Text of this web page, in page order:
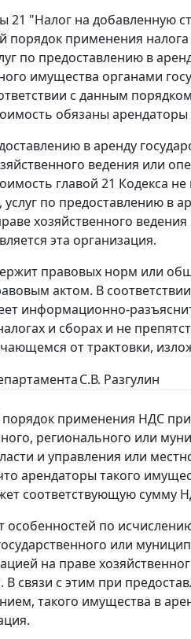
21 "Налог на добавленную
порядок применения
по предоставлению в
имущества органами
с данным
обязаны
в аренду
ведения или
главой 21 Кодекса
по предоставлению в
хозяйственного
эта организация.
правовых норм или
актом. В
информационно-
и сборах и не
от трактовки,
С.В. Разгулин
применения НДС
регионального или
и управления или
арендаторы такого
соответствующую сумму
особенностей по
или
на праве
связи с этим при
такого имущества в